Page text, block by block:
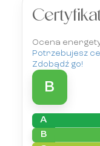
Ocena
Potrzebujesz
Zdobądź go!
B
A
B